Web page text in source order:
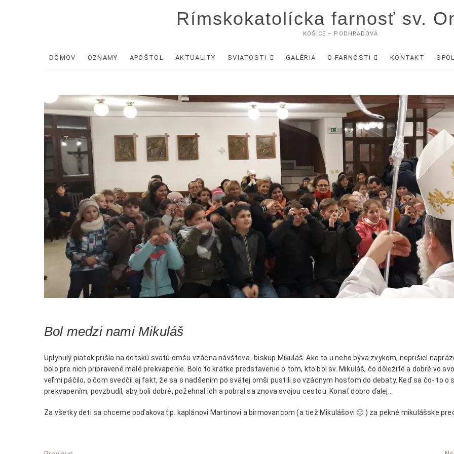
Rímskokatolícka farnosť sv.
KOŠICE – PODHRADOVÁ
DOMOV OZNAMY APOŠTOL AKTUALITY SVIATOSTI GALÉRIA O FARNOSTI KONTAKT
Bol medzi nami Mikuláš
Uplynulý piatok prišla na detskú svätú omšu vzácna návšteva- biskup Mikuláš. Ako to u neho býva zvykom, neprišiel
bolo pre nich pripravené malé prekvapenie. Bolo to krátke predstavenie o tom, kto bol sv. Mikuláš, čo dôležité a dobré vo
veľmi páčilo, o čom svedčil aj fakt, že sa s nadšením po svätej omši pustili so vzácnym hosťom do debaty. Keď sa čo- to o
prekvapením, povzbudil, aby boli dobré, požehnal ich a pobral sa znova svojou cestou. Konať dobro ďalej…
Za všetky deti sa chceme poďakovať p. kaplánovi Martinovi a birmovancom (a tiež Mikulášovi 🙂 ) za pekné mikulášske